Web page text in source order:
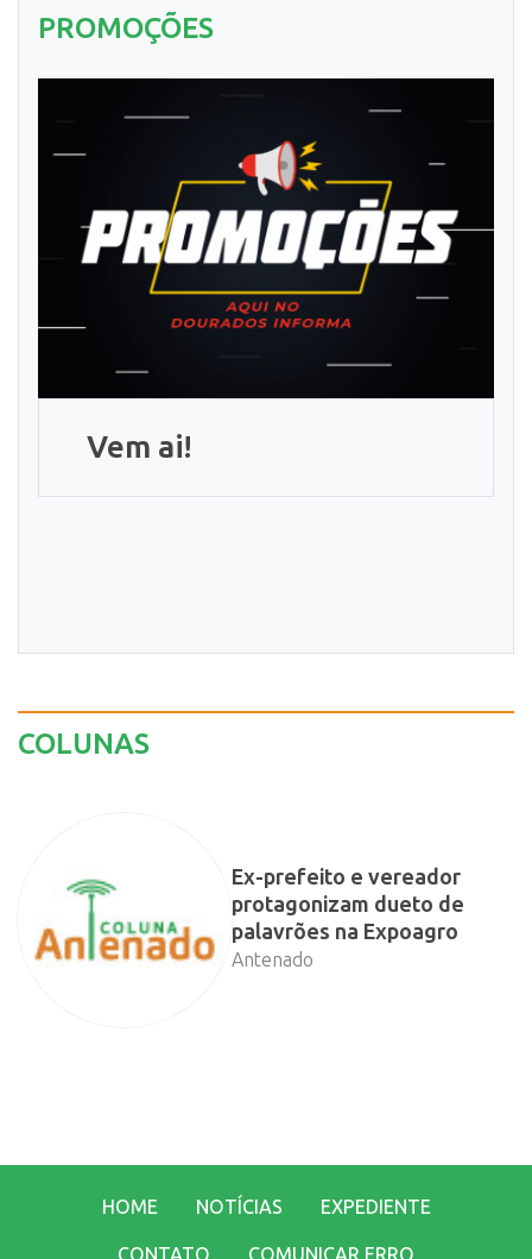
PROMOÇÕES
Vem ai!
COLUNAS
Ex-prefeito e vereador
protagonizam dueto de
palavrões na Expoagro
Antenado
HOME NOTÍCIAS EXPEDIENTE